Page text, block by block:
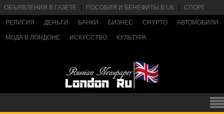
ОБЪЯВЛЕНИЯ В ГАЗЕТЕ ПОСОБИЯ И БЕНЕФИТЫ В UK СПОРТ
РЕЛИГИЯ ДЕНЬГИ БАНКИ БИЗНЕС CRYPTO АВТОМОБИЛИ
МОДА В ЛОНДОНЕ ИСКУССТВО КУЛЬТУРА